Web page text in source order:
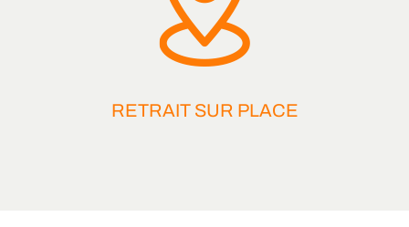
RETRAIT SUR PLACE